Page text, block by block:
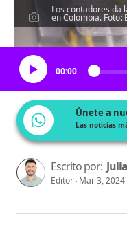
Los contadores da
en Colombia. Foto:
00:00
Únete a
Las noticias
Escrito por:
Editor Mar 3,